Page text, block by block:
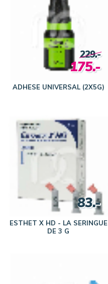
ADHESE UNIVERSAL (2X5G)
229.-
175.-
ESTHET X HD - LA SERINGUE
DE 3 G
83.-